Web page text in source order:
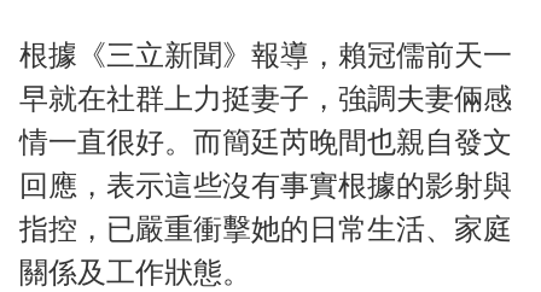
根據《三立新聞》報導，賴冠儒前天一
早就在社群上力挺妻子，強調夫妻倆感
情一直很好。而簡廷芮晚間也親自發文
回應，表示這些沒有事實根據的影射與
指控，已嚴重衝擊她的日常生活、家庭
關係及工作狀態。